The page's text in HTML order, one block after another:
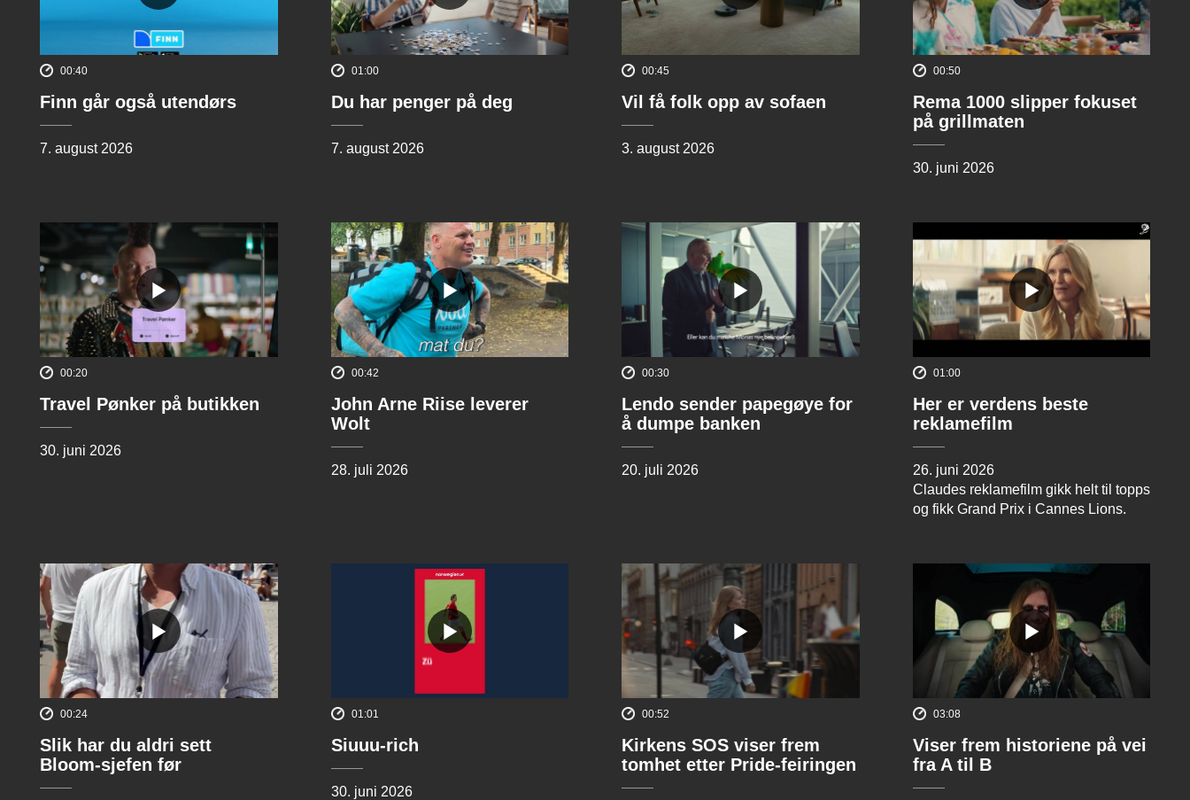
00:40
Finn går også utendørs
7. august 2026
01:00
Du har penger på deg
7. august 2026
00:45
Vil få folk opp av sofaen
3. august 2026
00:50
Rema 1000 slipper fokuset
på grillmaten
30. juni 2026
00:20
Travel Pønker på butikken
30. juni 2026
00:42
John Arne Riise leverer
Wolt
28. juli 2026
00:30
Lendo sender papegøye for
å dumpe banken
20. juli 2026
01:00
Her er verdens beste
reklamefilm
26. juni 2026
Claudes reklamefilm gikk helt til topps
og fikk Grand Prix i Cannes Lions.
00:24
Slik har du aldri sett
Bloom-sjefen før
01:01
Siuuu-rich
30. juni 2026
00:52
Kirkens SOS viser frem
tomhet etter Pride-feiringen
03:08
Viser frem historiene på vei
fra A til B